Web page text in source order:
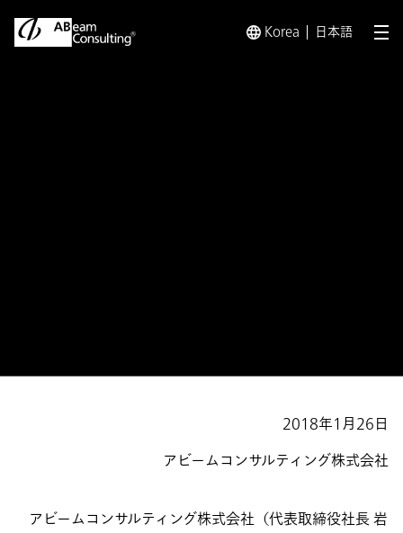
Korea 日本語 メ
2018年1月26日
アビームコンサルティング株式会社
アビームコンサルティング株式会社（代表取締役社長 岩